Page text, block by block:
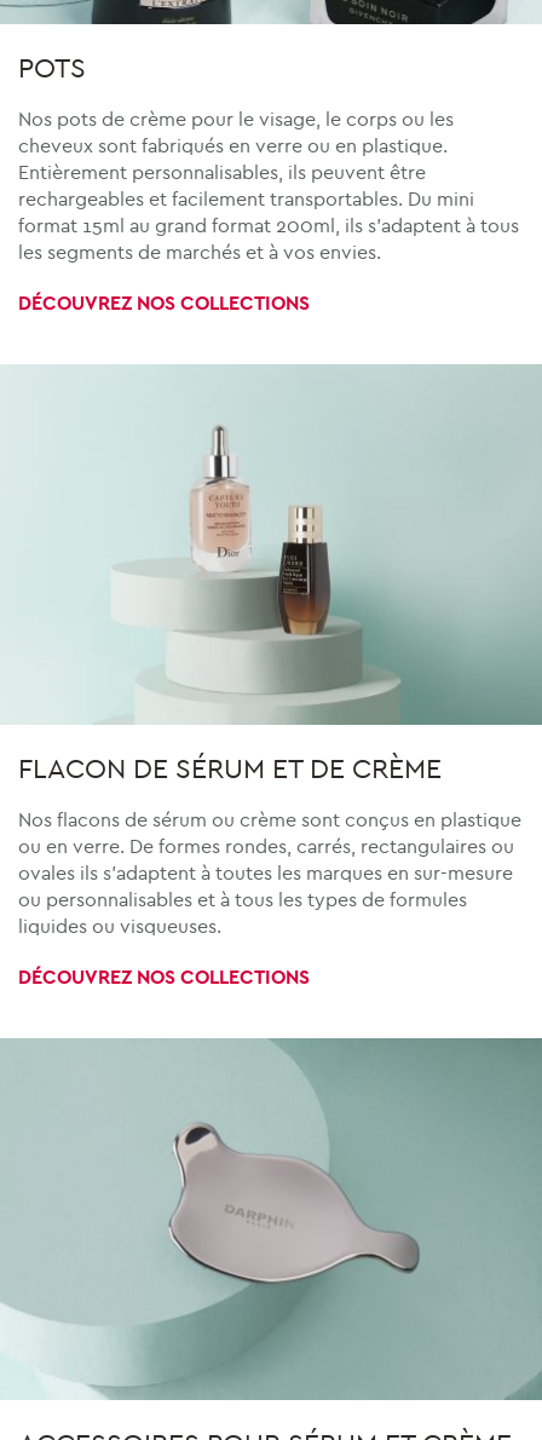
POTS
Nos pots de crème pour le visage, le corps ou les
cheveux sont fabriqués en verre ou en plastique.
Entièrement personnalisables, ils peuvent être
rechargeables et facilement transportables. Du mini
format 15ml au grand format 200ml, ils s’adaptent à tous
les segments de marchés et à vos envies.
DÉCOUVREZ NOS COLLECTIONS
FLACON DE SÉRUM ET DE CRÈME
Nos flacons de sérum ou crème sont conçus en plastique
ou en verre. De formes rondes, carrés, rectangulaires ou
ovales ils s’adaptent à toutes les marques en sur-mesure
ou personnalisables et à tous les types de formules
liquides ou visqueuses.
DÉCOUVREZ NOS COLLECTIONS